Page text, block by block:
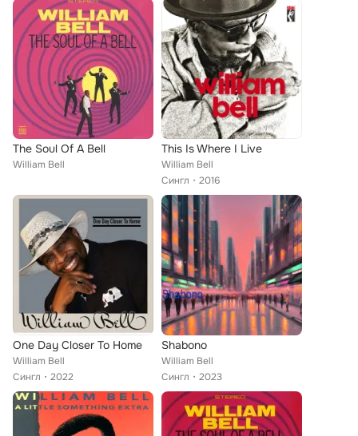
The Soul Of A Bell
William Bell
This Is Where I Live
William Bell
Сингл
2016
One Day Closer To Home
William Bell
Сингл
2022
Shabono
William Bell
Сингл
2023